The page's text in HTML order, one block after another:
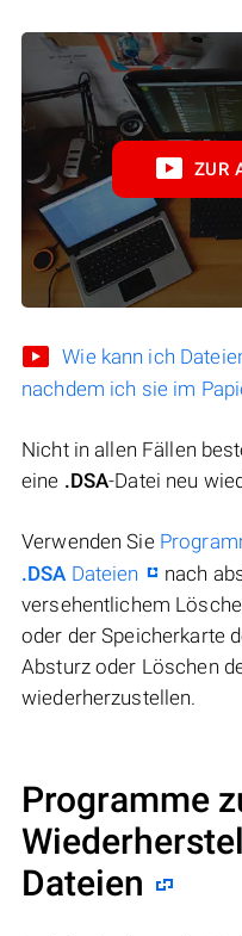
ZUR
Wie kann ich
nachdem ich sie im
Nicht in allen Fällen
eine .DSA-Datei neu
Verwenden Sie
.DSA Dateien
nach
versehentlichem
oder der Speicherkarte
Absturz oder Löschen
wiederherzustellen.
Programme
Dateien